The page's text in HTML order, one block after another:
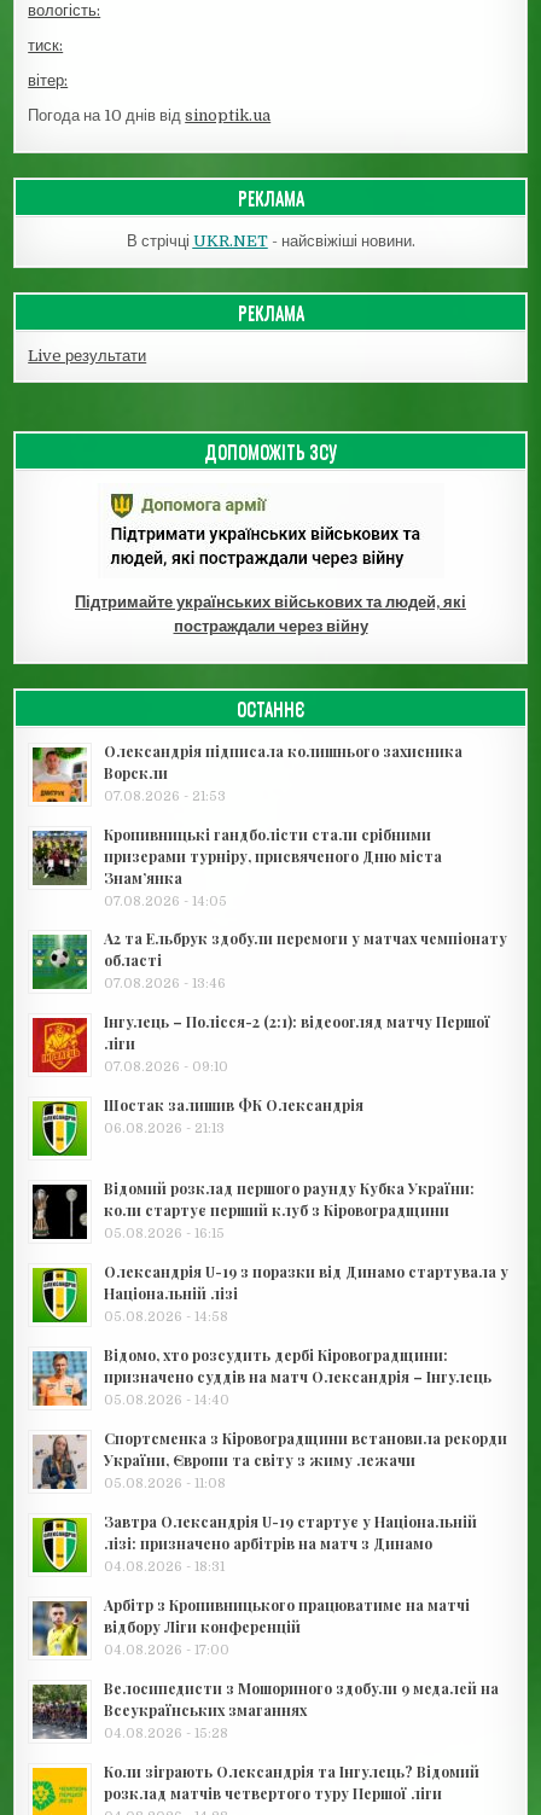
вологість:
тиск:
вітер:
Погода на 10 днів відsinoptik.ua
РЕКЛАМА
В стрічці UKR.NET- найсвіжіші новини.
РЕКЛАМА
Live результати
ДОПОМОЖІТЬ ЗСУ
Підтримайте українських військових та людей, які
постраждали через війну
ОСТАННЄ
Олександрія підписала колишнього захисника
Ворскли
07.08.2026 - 21:53
Кропивницькі гандболісти стали срібними
призерами турніру, присвяченого Дню міста
Знам’янка
07.08.2026 - 14:05
А2 та Ельбрук здобули перемоги у матчах чемпіонату
області
07.08.2026 - 13:46
Інгулець – Полісся-2 (2:1): відеоогляд матчу Першої
ліги
07.08.2026 - 09:10
Шостак залишив ФК Олександрія
06.08.2026 - 21:13
Відомий розклад першого раунду Кубка України:
коли стартує перший клуб з Кіровоградщини
05.08.2026 - 16:15
Олександрія U-19 з поразки від Динамо стартувала у
Національній лізі
05.08.2026 - 14:58
Відомо, хто розсудить дербі Кіровоградщини:
призначено суддів на матч Олександрія – Інгулець
05.08.2026 - 14:40
Спортсменка з Кіровоградщини встановила рекорди
України, Європи та світу з жиму лежачи
05.08.2026 - 11:08
Завтра Олександрія U-19 стартує у Національній
лізі: призначено арбітрів на матч з Динамо
04.08.2026 - 18:31
Арбітр з Кропивницького працюватиме на матчі
відбору Ліги конференцій
04.08.2026 - 17:00
Велосипедисти з Мошориного здобули 9 медалей на
Всеукраїнських змаганнях
04.08.2026 - 15:28
Коли зіграють Олександрія та Інгулець? Відомий
розклад матчів четвертого туру Першої ліги